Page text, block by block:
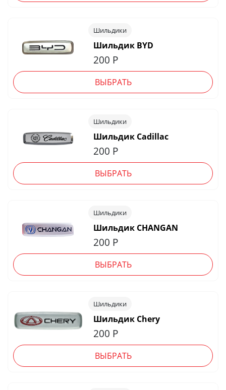
Шильдики
Шильдик BYD
200 Р
ВЫБРАТЬ
Шильдики
Шильдик Cadillac
200 Р
ВЫБРАТЬ
Шильдики
Шильдик CHANGAN
200 Р
ВЫБРАТЬ
Шильдики
Шильдик Chery
200 Р
ВЫБРАТЬ